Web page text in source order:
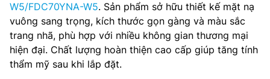
W5/FDC70YNA-W5. Sản phẩm sở hữu thiết kế mặt nạ
vuông sang trọng, kích thước gọn gàng và màu sắc
trang nhã, phù hợp với nhiều không gian thương mại
hiện đại. Chất lượng hoàn thiện cao cấp giúp tăng tính
thẩm mỹ sau khi lắp đặt.